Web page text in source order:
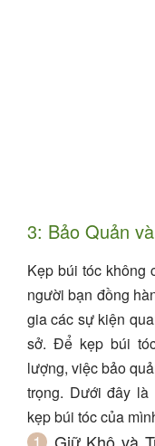
3: Bảo Quản
Kẹp búi tóc không
người bạn đồng
gia các sự kiện
sở. Để kẹp búi
lượng, việc bảo
trọng. Dưới đây
kẹp búi tóc của